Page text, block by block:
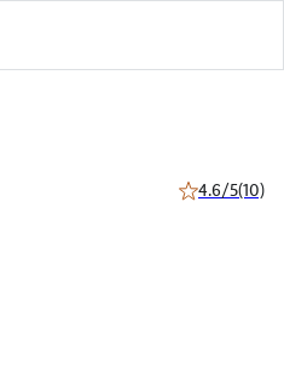
4.6/5(10)